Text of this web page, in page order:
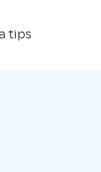
tips